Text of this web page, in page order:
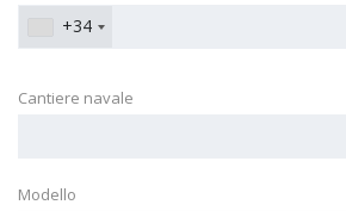
+34
Cantiere navale
Modello